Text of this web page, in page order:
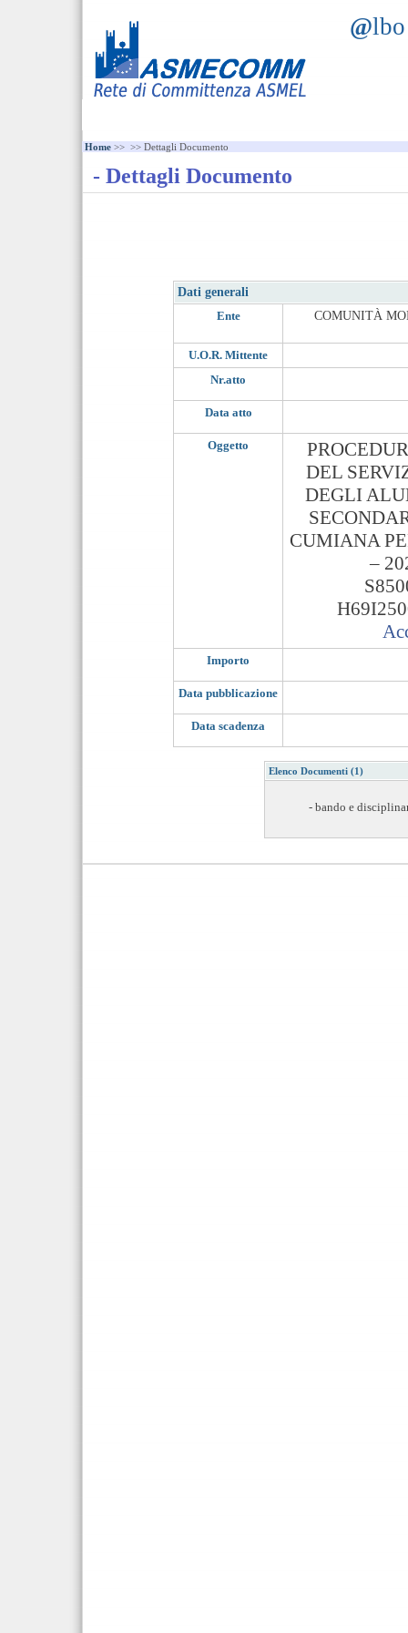
@
Home >> >> Dettagli Documento
- Dettagli Documento
Dati generali
Ente
COMUNITÀ
U.O.R. Mittente
Nr.atto
Data atto
Oggetto
DEL
DEGLI
CUMIANA
–
Importo
Data pubblicazione
Data scadenza
Elenco Documenti (1)
- bando e